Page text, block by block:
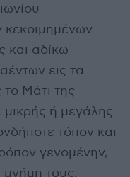
και αδίκω
εις τα
Μάτι της
μικρής ή μεγάλης
τόπον και
γενομένην,
τους.